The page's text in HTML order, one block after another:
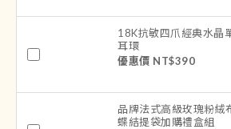
18K抗敏四爪經典水晶
耳環
優惠價 NT$390
品牌法式高級玫瑰粉絨
蝶結提袋加購禮盒組